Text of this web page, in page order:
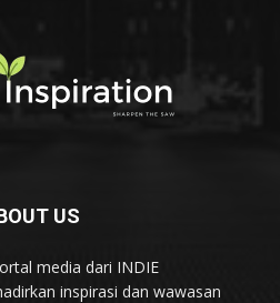
US
media dari INDIE
inspirasi dan wawasan